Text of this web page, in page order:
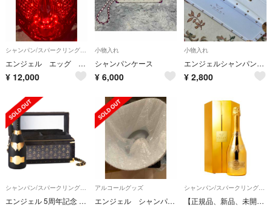
シャンパン/スパークリングワイン
エンジェル エッグ ピンク ケース
¥ 12,000
小物入れ
シャンパンケース
¥ 6,000
小物入れ
エンジェルシャンパンケース
¥ 2,800
シャンパン/スパークリングワイン
エンジェル 5周年記念 ファージップタイプ シャンパン ブリュット 新品未開封
アルコールグッズ
エンジェル シャンパンクーラー
シャンパン/スパークリングワイン
【正規品、新品、未開栓】エンジェルヴィンテージ